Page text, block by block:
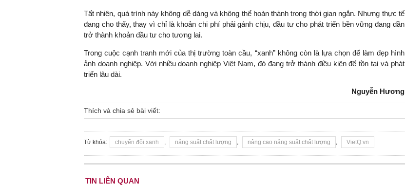
Tất nhiên, quá trình này không dễ dàng và không thể hoàn thành trong thời gian ngắn. Nhưng thực tế
đang cho thấy, thay vì chỉ là khoản chi phí phải gánh chịu, đầu tư cho phát triển bền vững đang dần
trở thành khoản đầu tư cho tương lai.
Trong cuộc cạnh tranh mới của thị trường toàn cầu, “xanh” không còn là lựa chọn để làm đẹp hình
ảnh doanh nghiệp. Với nhiều doanh nghiệp Việt Nam, đó đang trở thành điều kiện để tồn tại và phát
triển lâu dài.
Nguyễn Hương
Thích và chia sẻ bài viết:
Từ khóa: chuyển đổi xanh năng suất chất lượng nâng cao năng suất chất lượng VietQ.vn
TIN LIÊN QUAN